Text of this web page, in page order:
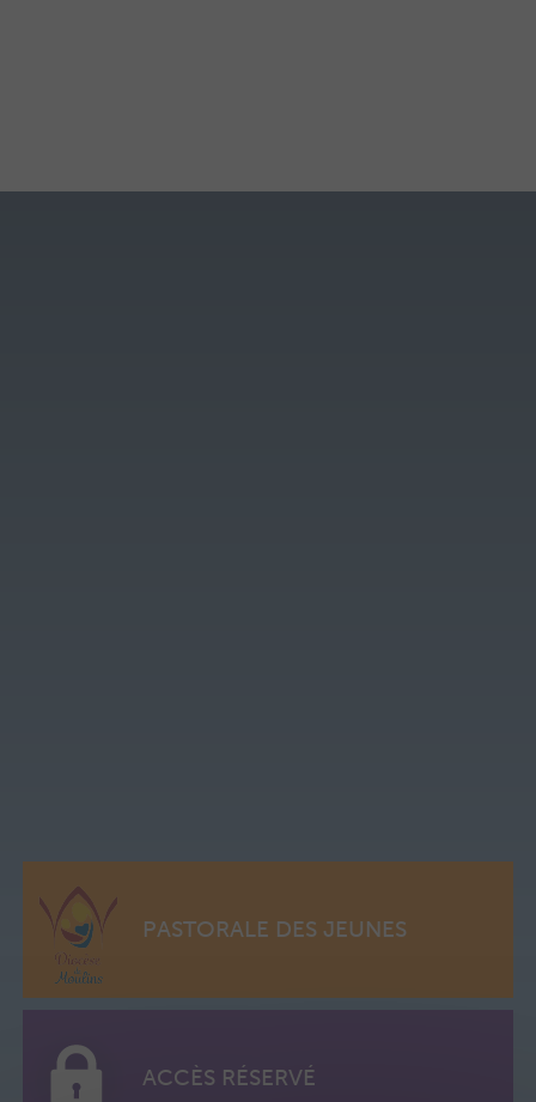
PASTORALE DES JEUNES
ACCÈS RÉSERVÉ